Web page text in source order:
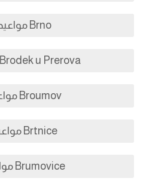
Brno مواعيد الصلاة
Brodek u Prerova مواعيد الصلاة
Broumov مواعيد الصلاة
Brtnice مواعيد الصلاة
Brumovice مواعيد الصلاة